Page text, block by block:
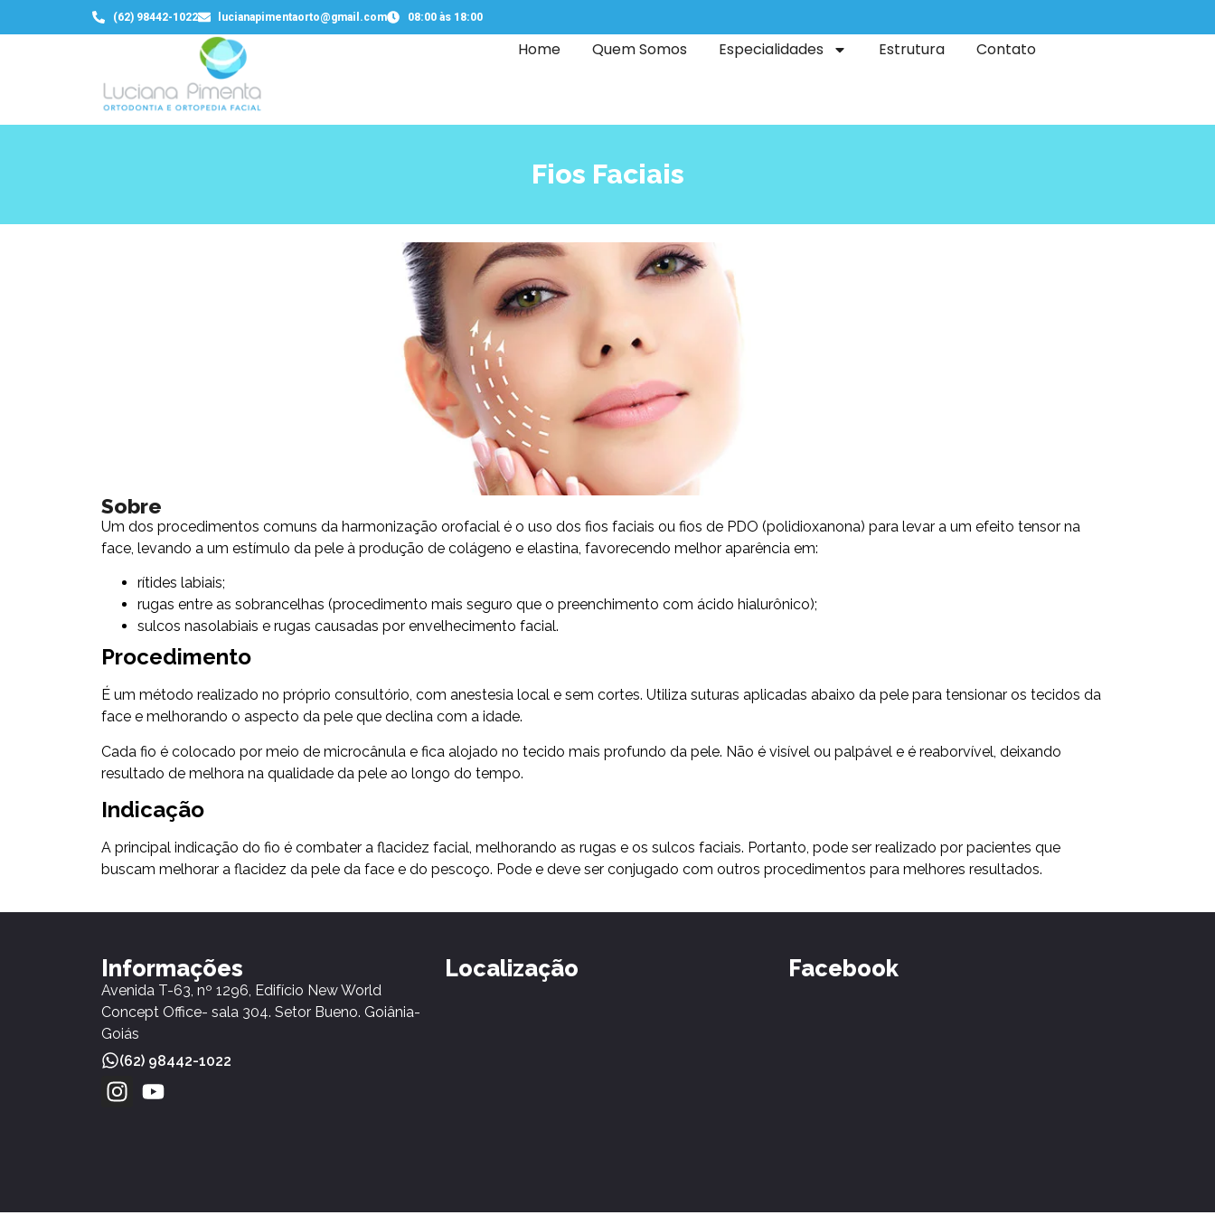
(62) 98442-1022 lucianapimentaorto@gmail.com 08:00 às 18:00
Home Quem Somos Especialidades Estrutura Contato
Fios Faciais
Sobre
Um dos procedimentos comuns da harmonização orofacial é o uso dos fios faciais ou fios de PDO (polidioxanona) para levar a um efeito tensor na
face, levando a um estímulo da pele à produção de colágeno e elastina, favorecendo melhor aparência em:
rítides labiais;
rugas entre as sobrancelhas (procedimento mais seguro que o preenchimento com ácido hialurônico);
sulcos nasolabiais e rugas causadas por envelhecimento facial.
Procedimento
É um método realizado no próprio consultório, com anestesia local e sem cortes. Utiliza suturas aplicadas abaixo da pele para tensionar os tecidos da
face e melhorando o aspecto da pele que declina com a idade.
Cada fio é colocado por meio de microcânula e fica alojado no tecido mais profundo da pele. Não é visível ou palpável e é reaborvível, deixando
resultado de melhora na qualidade da pele ao longo do tempo.
Indicação
A principal indicação do fio é combater a flacidez facial, melhorando as rugas e os sulcos faciais. Portanto, pode ser realizado por pacientes que
buscam melhorar a flacidez da pele da face e do pescoço. Pode e deve ser conjugado com outros procedimentos para melhores resultados.
Informações
Avenida T-63, nº 1296, Edifício New World
Concept Office- sala 304. Setor Bueno. Goiânia-
Goiás
(62) 98442-1022
Localização Facebook